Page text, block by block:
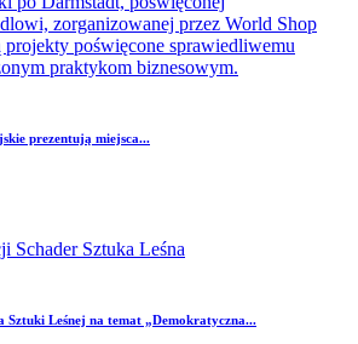
prezentują miejsca...
Leśnej na temat „Demokratyczna...